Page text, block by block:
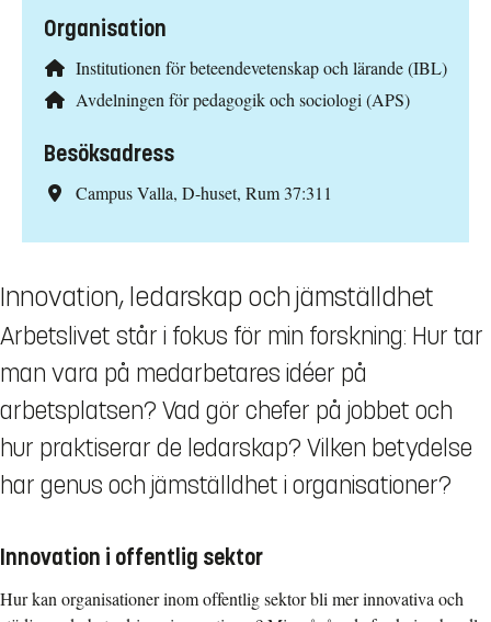
Organisation
Institutionen för beteendevetenskap och lärande (IBL)
Avdelningen för pedagogik och sociologi (APS)
Besöksadress
Campus Valla, D-huset, Rum 37:311
Innovation, ledarskap och jämställdhet
Arbetslivet står i fokus för min forskning: Hur tar
man vara på medarbetares idéer på
arbetsplatsen? Vad gör chefer på jobbet och
hur praktiserar de ledarskap? Vilken betydelse
har genus och jämställdhet i organisationer?
Innovation i offentlig sektor
Hur kan organisationer inom offentlig sektor bli mer innovativa och